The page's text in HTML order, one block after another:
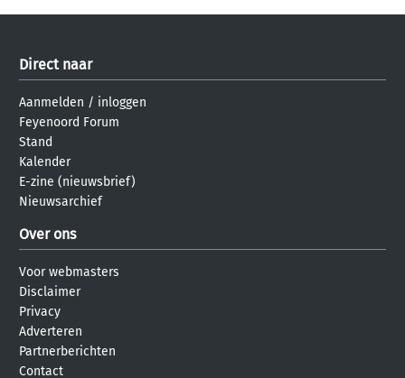
Direct naar
Aanmelden / inloggen
Feyenoord Forum
Stand
Kalender
E-zine (nieuwsbrief)
Nieuwsarchief
Over ons
Voor webmasters
Disclaimer
Privacy
Adverteren
Partnerberichten
Contact